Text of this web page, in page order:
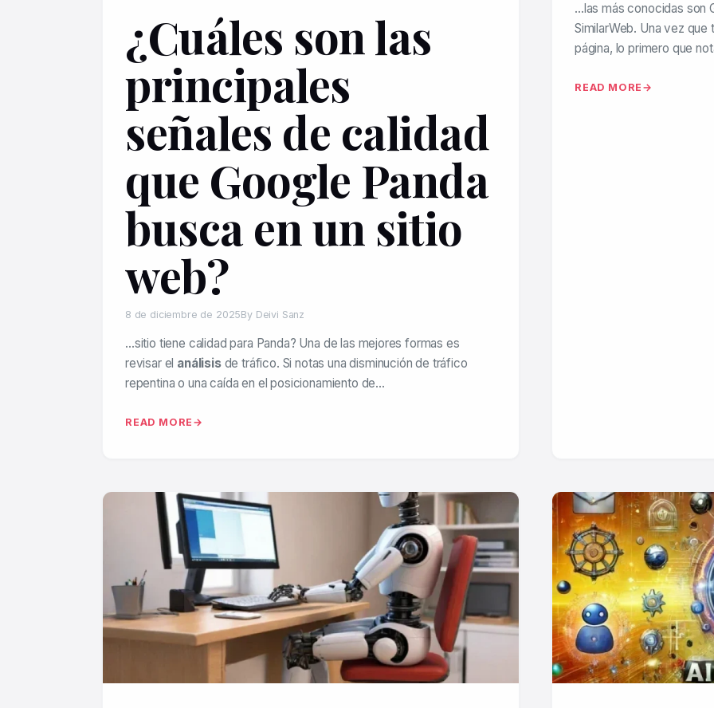
¿Cuáles son las
principales
señales de calidad
que Google Panda
busca en un sitio
web?
8 de diciembre de 2025By Deivi Sanz
…sitio tiene calidad para Panda? Una de las mejores formas es
revisar el análisisde tráfico. Si notas una disminución de tráfico
repentina o una caída en el posicionamiento de…
READ MORE
…las más conocidas son
SimilarWeb. Una vez que
página, lo primero que
READ MORE